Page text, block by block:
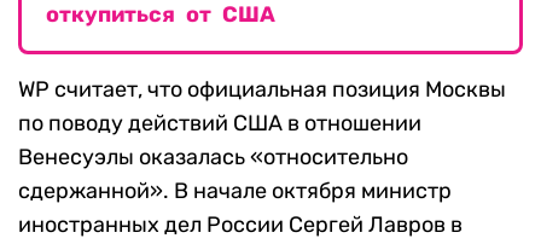
откупиться от США
WP считает, что официальная позиция Москвы
по поводу действий США в отношении
Венесуэлы оказалась «относительно
сдержанной». В начале октября министр
иностранных дел России Сергей Лавров в